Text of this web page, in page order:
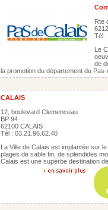
Rte
Tél :
Le
de
la promotion du département du Pas-
CALAIS
12, boulevard Clemenceau
BP 94
62100 CALAIS
Tél : 03.21.96.62.40
La Ville de Calais est implantée sur
plages de sable fin, de splendides
Calais est une superbe destination